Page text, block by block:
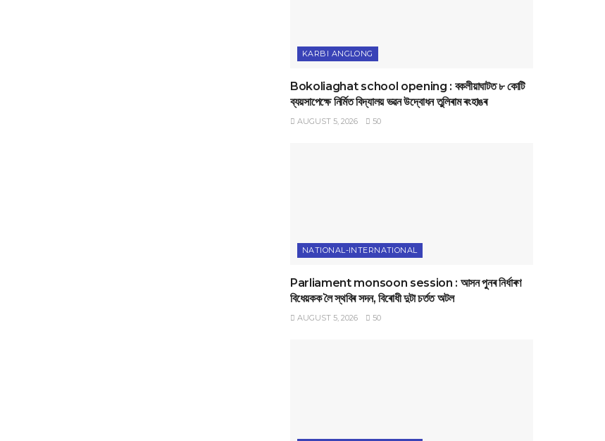
KARBI ANGLONG
Bokoliaghat school opening : বকলীয়াঘাটত ৮ কোটি
ব্যয়সাপেক্ষে নির্মিত বিদ্যালয় ভৱন উদ্বোধন তুলিৰাম ৰংহাঙৰ
AUGUST 5, 2026 50
NATIONAL-INTERNATIONAL
Parliament monsoon session : আসন পুনৰ নিৰ্ধাৰণ
বিধেয়কক লৈ স্থবিৰ সদন, বিৰোধী দুটা চৰ্তত অটল
AUGUST 5, 2026 50